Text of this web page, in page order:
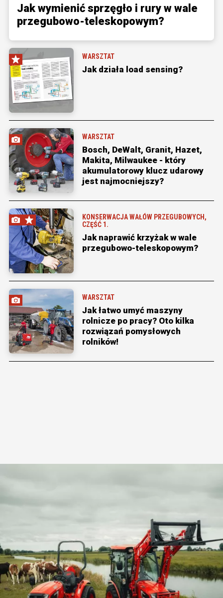
Jak wymienić sprzęgło i rury w wale
przegubowo-teleskopowym?
WARSZTAT
Jak działa load sensing?
WARSZTAT
Bosch, DeWalt, Granit, Hazet,
Makita, Milwaukee - który
akumulatorowy klucz udarowy
jest najmocniejszy?
KONSERWACJA WAŁÓW PRZEGUBOWYCH,
CZĘŚĆ 1.
Jak naprawić krzyżak w wale
przegubowo-teleskopowym?
WARSZTAT
Jak łatwo umyć maszyny
rolnicze po pracy? Oto kilka
rozwiązań pomysłowych
rolników!